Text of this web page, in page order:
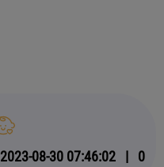
2023-08-30 07:46:02 | 0